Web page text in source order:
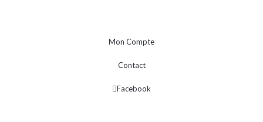
Mon Compte
Contact
Facebook